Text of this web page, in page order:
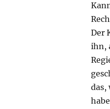
Der
ihn,
das,